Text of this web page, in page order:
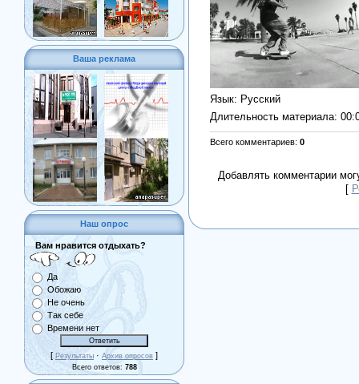
Ваша реклама
Наш опрос
Вам нравится отдыхать?
Да
Обожаю
Не очень
Так себе
Времени нет
[ Результаты · Архив опросов ]
Всего ответов: 788
Язык: Русский
Длительность материала:
Всего комментариев: 0
Добавлять комментарии
[